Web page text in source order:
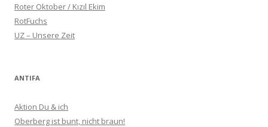
Roter Oktober / Kızıl Ekim
RotFuchs
UZ – Unsere Zeit
ANTIFA
Aktion Du & ich
Oberberg ist bunt, nicht braun!